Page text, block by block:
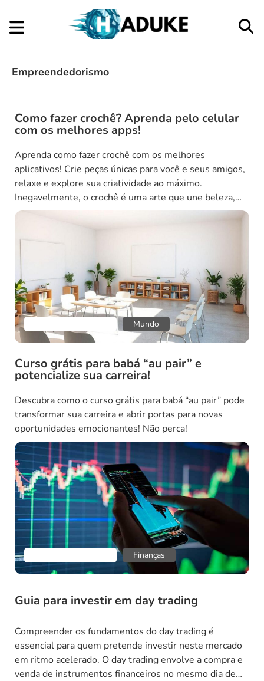
Empreendedorismo
Aplicativos Empreendedorismo
Como fazer crochê? Aprenda pelo celular
com os melhores apps!
Aprenda como fazer crochê com os melhores
aplicativos! Crie peças únicas para você e seus amigos,
relaxe e explore sua criatividade ao máximo.
Inegavelmente, o crochê é uma arte que une beleza,
criatividade e relaxamento. Afinal, seja para criar peças
decorativas, utilitárias ou fofos amigurumis, crochetar
pode ser uma atividade extremamente prazerosa. E
sabe o […]
Mundo
Curso grátis para babá “au pair” e
potencialize sua carreira!
Descubra como o curso grátis para babá “au pair” pode
transformar sua carreira e abrir portas para novas
oportunidades emocionantes! Não perca!
Finanças
Guia para investir em day trading
Compreender os fundamentos do day trading é
essencial para quem pretende investir neste mercado
em ritmo acelerado. O day trading envolve a compra e
venda de instrumentos financeiros no mesmo dia de